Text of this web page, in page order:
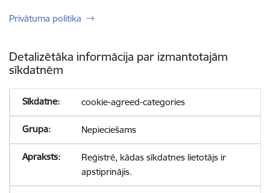
Privātuma politika
Detalizētāka informācija par izmantotajām
sīkdatnēm
cookie-agreed-categories
Nepieciešams
Reģistrē, kādas sīkdatnes lietotājs ir
apstiprinājis.